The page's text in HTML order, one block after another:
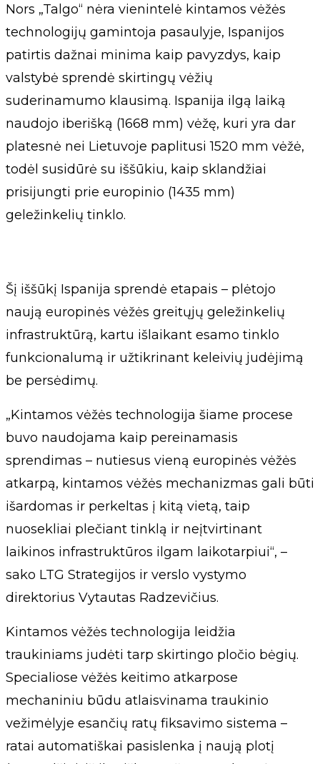
Nors „Talgo“ nėra vienintelė kintamos vėžės
technologijų gamintoja pasaulyje, Ispanijos
patirtis dažnai minima kaip pavyzdys, kaip
valstybė sprendė skirtingų vėžių
suderinamumo klausimą. Ispanija ilgą laiką
naudojo iberišką (1668 mm) vėžę, kuri yra dar
platesnė nei Lietuvoje paplitusi 1520 mm vėžė,
todėl susidūrė su iššūkiu, kaip sklandžiai
prisijungti prie europinio (1435 mm)
geležinkelių tinklo.
Šį iššūkį Ispanija sprendė etapais – plėtojo
naują europinės vėžės greitųjų geležinkelių
infrastruktūrą, kartu išlaikant esamo tinklo
funkcionalumą ir užtikrinant keleivių judėjimą
be persėdimų.
„Kintamos vėžės technologija šiame procese
buvo naudojama kaip pereinamasis
sprendimas – nutiesus vieną europinės vėžės
atkarpą, kintamos vėžės mechanizmas gali būti
išardomas ir perkeltas į kitą vietą, taip
nuosekliai plečiant tinklą ir neįtvirtinant
laikinos infrastruktūros ilgam laikotarpiui“, –
sako LTG Strategijos ir verslo vystymo
direktorius Vytautas Radzevičius.
Kintamos vėžės technologija leidžia
traukiniams judėti tarp skirtingo pločio bėgių.
Specialiose vėžės keitimo atkarpose
mechaniniu būdu atlaisvinama traukinio
vežimėlyje esančių ratų fiksavimo sistema –
ratai automatiškai pasislenka į naują plotį